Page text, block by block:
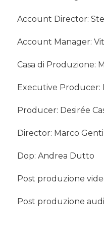
Account Director:
Account Manager:
Casa di Produzione:
Executive Producer:
Producer: Desirée
Director: Marco
Dop: Andrea Dutto
Post produzione
Post produzione